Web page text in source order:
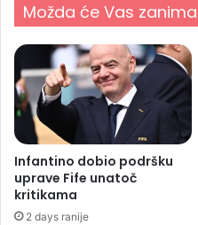
Možda će Vas
Infantino dobio podršku
uprave Fife unatoč
kritikama
2 days ranije